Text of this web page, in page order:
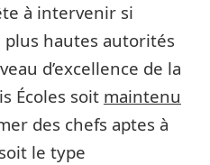
à intervenir si
plus hautes autorités
d’excellence de la
Écoles soit maintenu
des chefs aptes à
le type